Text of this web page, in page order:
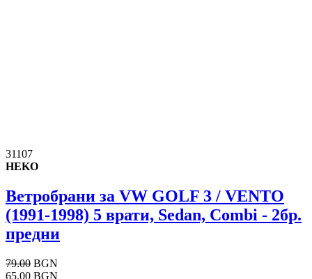
31107
HEKO
Ветробрани за VW GOLF 3 / VENTO
(1991-1998) 5 врати, Sedan, Combi - 2бр.
предни
79.00 BGN
65.00 BGN